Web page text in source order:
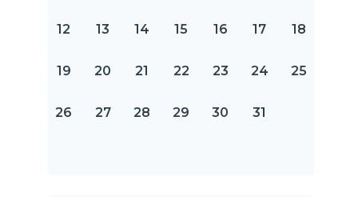
12 13 14 15 16 17 18
19 20 21 22 23 24 25
26 27 28 29 30 31